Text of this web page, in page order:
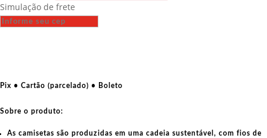
Império
em
in
quantidade
Simulação de frete
Pix • Cartão (parcelado) • Boleto
Sobre o produto:
As camisetas são produzidas em uma cadeia sustentável, com fios de